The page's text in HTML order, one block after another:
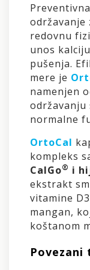
održavanje
redovnu
unos
pušenja.
mere je
namenjen
normalne
OrtoCal
kompleks
CalGo® i
ekstrakt
vitamine
mangan,
koštanom